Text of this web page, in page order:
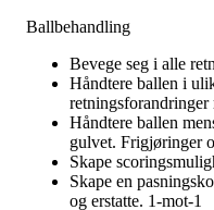
Ballbehandling
Bevege seg i alle
Håndtere ballen i
retningsforandringer
Håndtere ballen
gulvet. Frigjøringer
Skape
Skape en
og erstatte. 1-mot-1